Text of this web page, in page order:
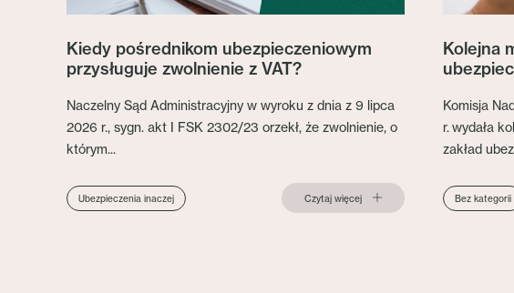
Kiedy pośrednikom ubezpieczeniowym
przysługuje zwolnienie z VAT?
Naczelny Sąd Administracyjny w wyroku z dnia z 9 lipca
2026 r., sygn. akt I FSK 2302/23 orzekł, że zwolnienie, o
którym...
Ubezpieczenia inaczej Czytaj więcej
Kolejna
Komisja
r. wydała
zakład
Bez kategorii